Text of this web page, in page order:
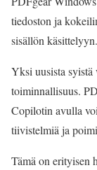
tiedoston ja
sisällön käsittelyyn.
Yksi uusista
toiminnallisuus.
Copilotin avulla
tiivistelmiä ja
Tämä on erityisen